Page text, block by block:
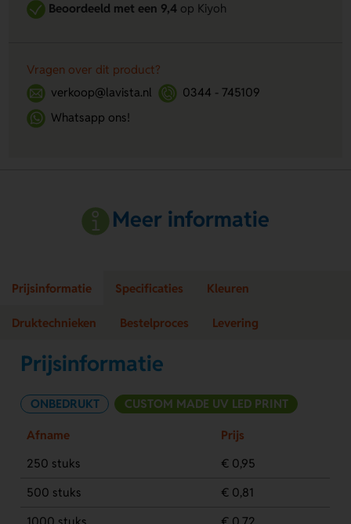
Beoordeeld met een 9,4op Kiyoh
Vragen over dit product?
verkoop@lavista.nl
0344 - 745109
Whatsapp ons!
Meer informatie
Prijsinformatie Specificaties Kleuren
Druktechnieken Bestelproces Levering
Prijsinformatie
ONBEDRUKT CUSTOM MADE UV LED PRINT
Afname
Prijs
250 stuks
€ 0,95
500 stuks
€ 0,81
1000 stuks
€ 0,72